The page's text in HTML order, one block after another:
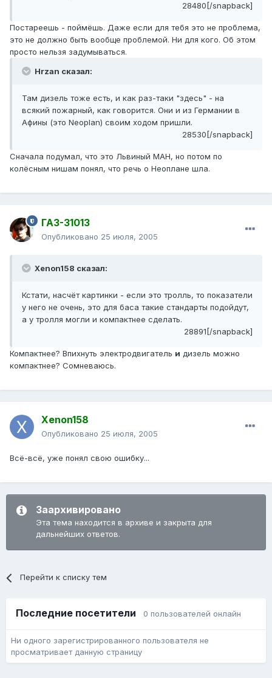
28480[/snapback]
Постареешь - поймёшь. Даже если для тебя это не проблема,
это не должно быть вообще проблемой. Ни для кого. Об этом
просто нельзя задумываться.
Hrzan сказал:
Там дизель тоже есть, и как раз-таки "здесь" - на
всякий пожарный, как говорится. Они и из Германии в
Афины (это Neoplan) своим ходом пришли.
28530[/snapback]
Сначала подумал, что это Львиный МАН, но потом по
колёсным нишам понял, что речь о Неоплане шла.
ГАЗ-31013
Опубликовано 25 июля, 2005
Xenon158 сказал:
Кстати, насчёт картинки - если это тролль, то показатели
у него не очень, это для баса такие стандарты подойдут,
а у тролля могли и компактнее сделать.
28891[/snapback]
Компактнее? Впихнуть электродвигатель и дизель можно
компактнее? Сомневаюсь.
Xenon158
Опубликовано 25 июля, 2005
Всё-всё, уже понял свою ошибку...
Заархивировано
Эта тема находится в архиве и закрыта для
дальнейших ответов.
Перейти к списку тем
Последние посетители 0 пользователей онлайн
Ни одного зарегистрированного пользователя не
просматривает данную страницу